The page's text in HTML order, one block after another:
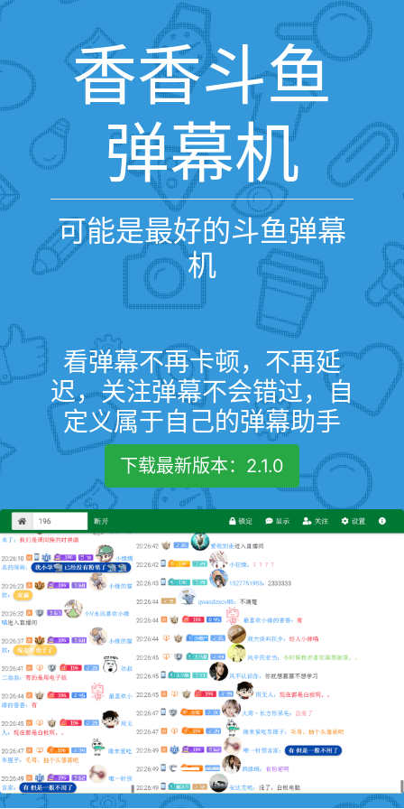
香香斗鱼
弹幕机
可能是最好的斗鱼弹幕
机
看弹幕不再卡顿，不再延
迟，关注弹幕不会错过，自
定义属于自己的弹幕助手
下载最新版本：2.1.0